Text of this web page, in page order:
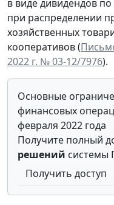
в виде дивидендов
при распределении
хозяйственных
кооперативов (
2022 г. № 03-12/7976).
Основные
финансовых
февраля 2022 года
Получите полный
решений системы
Получить доступ